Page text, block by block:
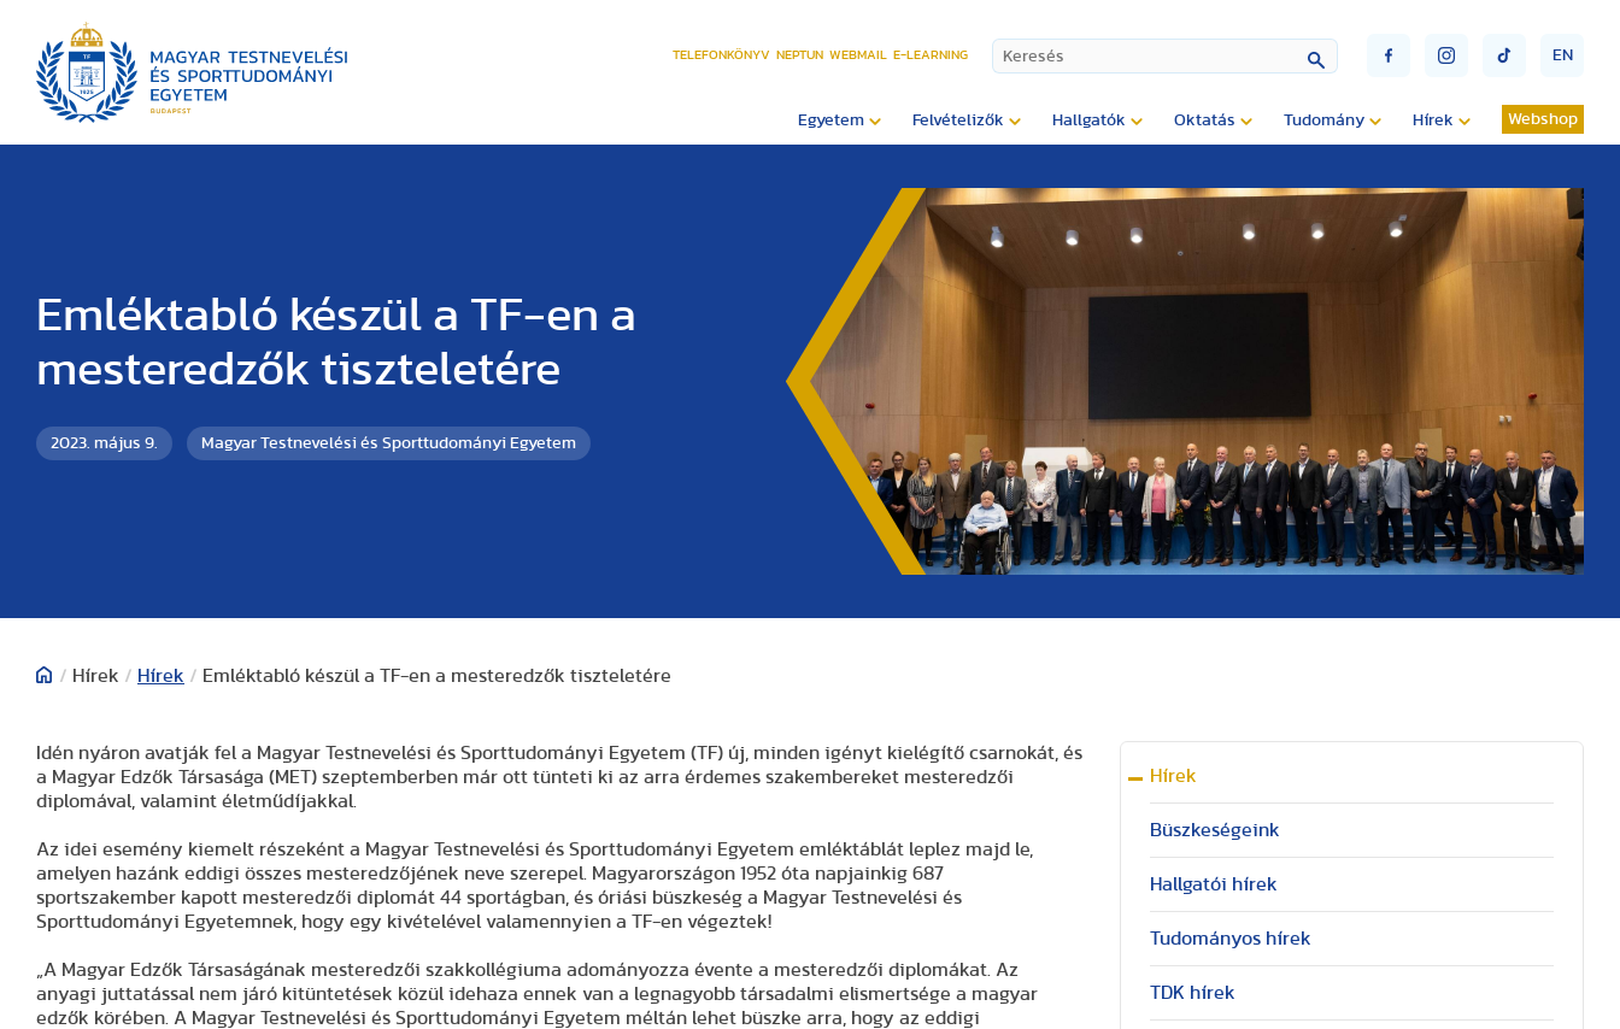
TELEFONKÖNYV NEPTUN WEBMAIL E-LEARNING EN
Egyetem Felvételizők Hallgatók Oktatás Tudomány Hírek Webshop
Emléktabló készül a TF-en a
mesteredzők tiszteletére
2023. május 9. Magyar Testnevelési és Sporttudományi Egyetem
/ Hírek / Hírek / Emléktabló készül a TF-en a mesteredzők tiszteletére
Idén nyáron avatják fel a Magyar Testnevelési és Sporttudományi Egyetem (TF) új, minden igényt kielégítő csarnokát, és
a Magyar Edzők Társasága (MET) szeptemberben már ott tünteti ki az arra érdemes szakembereket mesteredzői
diplomával, valamint életműdíjakkal.
Az idei esemény kiemelt részeként a Magyar Testnevelési és Sporttudományi Egyetem emléktáblát leplez majd le,
amelyen hazánk eddigi összes mesteredzőjének neve szerepel. Magyarországon 1952 óta napjainkig 687
sportszakember kapott mesteredzői diplomát 44 sportágban, és óriási büszkeség a Magyar Testnevelési és
Sporttudományi Egyetemnek, hogy egy kivételével valamennyien a TF-en végeztek!
„A Magyar Edzők Társaságának mesteredzői szakkollégiuma adományozza évente a mesteredzői diplomákat. Az
anyagi juttatással nem járó kitüntetések közül idehaza ennek van a legnagyobb társadalmi elismertsége a magyar
edzők körében. A Magyar Testnevelési és Sporttudományi Egyetem méltán lehet büszke arra, hogy az eddigi
Hírek
Büszkeségeink
Hallgatói hírek
Tudományos hírek
TDK hírek